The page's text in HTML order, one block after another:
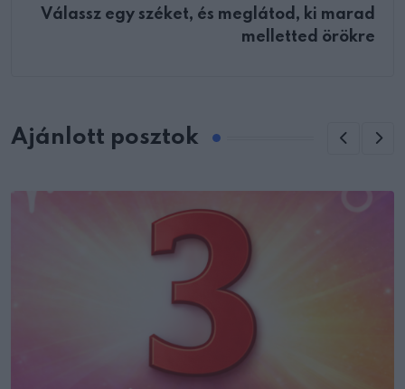
Válassz egy széket, és meglátod, ki marad
melletted örökre
Ajánlott posztok